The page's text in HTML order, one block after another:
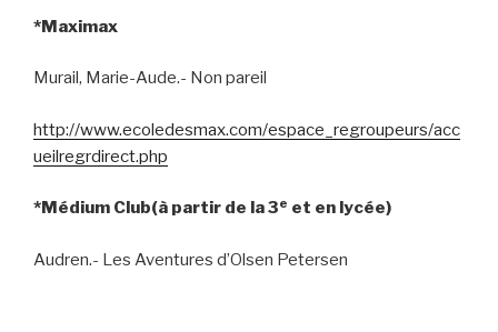
*Maximax
Murail, Marie-Aude.- Non pareil
http://www.ecoledesmax.com/espace_regroupeurs/acc
ueilregrdirect.php
*Médium Club(à partir de la 3e et en lycée)
Audren.- Les Aventures d’Olsen Petersen